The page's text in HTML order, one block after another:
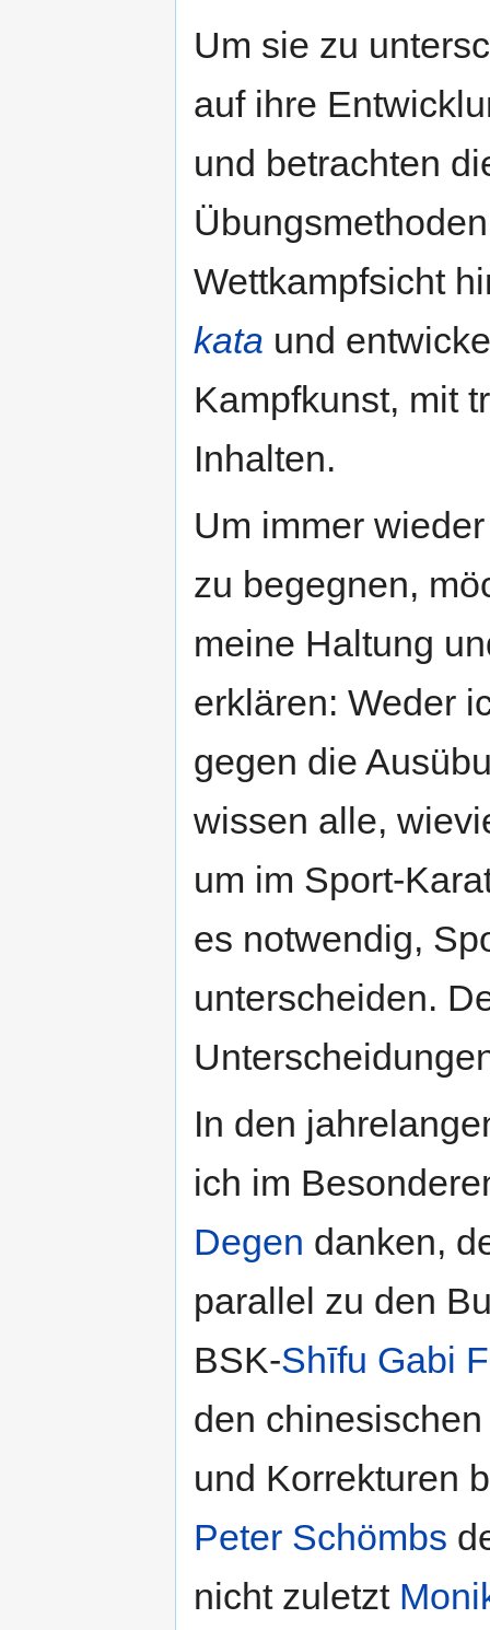
Um sie zu
auf ihre
und betrachten
Wettkampfsicht
kata und
Kampfkunst, mit
Inhalten.
Um immer
zu begegnen,
meine Haltung
erklären: Weder
gegen die
wissen alle,
um im Sport-
es notwendig,
unterscheiden.
In den
ich im
Degen danken,
parallel zu den
BSK-Shīfu Gabi
den
und Korrekturen
Peter Schömbs
nicht zuletzt